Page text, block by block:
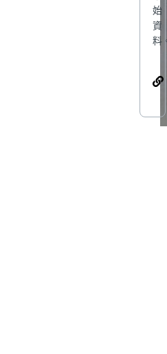
始
資
料